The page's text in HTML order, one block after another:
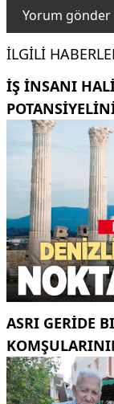
İLGILI
İŞ INSANI
ASRI GERIDE